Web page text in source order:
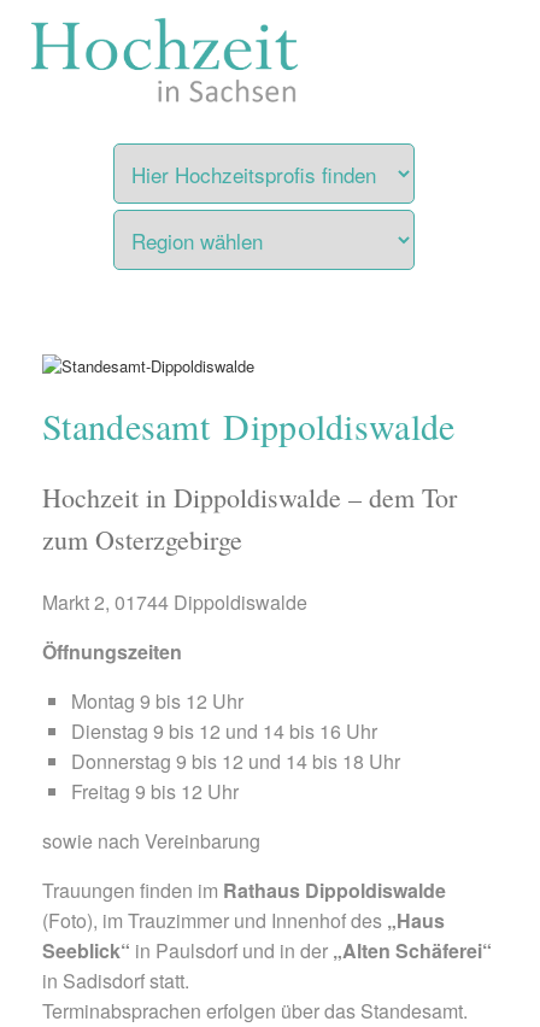
Inhalt
Standesamt Dippoldiswalde
Hochzeit in Dippoldiswalde – dem Tor
zum Osterzgebirge
Markt 2, 01744 Dippoldiswalde
Öffnungszeiten
Montag 9 bis 12 Uhr
Dienstag 9 bis 12 und 14 bis 16 Uhr
Donnerstag 9 bis 12 und 14 bis 18 Uhr
Freitag 9 bis 12 Uhr
sowie nach Vereinbarung
Trauungen finden im Rathaus Dippoldiswalde
(Foto), im Trauzimmer und Innenhof des „Haus
Seeblick“ in Paulsdorf und in der „Alten Schäferei“
in Sadisdorf statt.
Terminabsprachen erfolgen über das Standesamt.